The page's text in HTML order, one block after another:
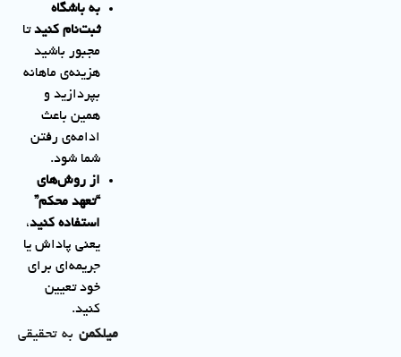
به باشگاه
ثبت‌نام کنیدتا
مجبور باشید
هزینه‌ی ماهانه
بپردازید و
همین باعث
ادامه‌ی رفتن
شما شود.
از روش‌های
“تعهد محکم”
استفاده کنید،
یعنی پاداش یا
جریمه‌ای برای
خود تعیین
کنید.
میلکمن به تحقیقی